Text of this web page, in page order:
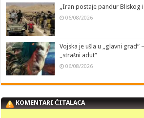
„Iran postaje pandur Bliskog
06/08/2026
Vojska je ušla u „glavni grad“
„strašni adut“
06/08/2026
KOMENTARI ČITALACA